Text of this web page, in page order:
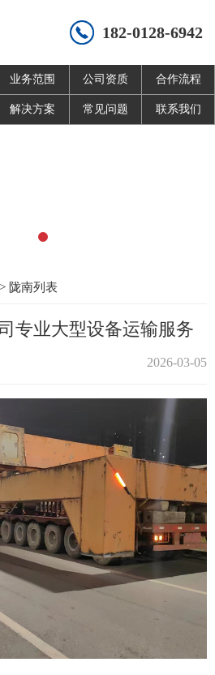
182-0128-6942
业务范围 公司资质 合作流程
解决方案 常见问题 联系我们
> 陇南列表
专业大型设备运输服务
2026-03-05